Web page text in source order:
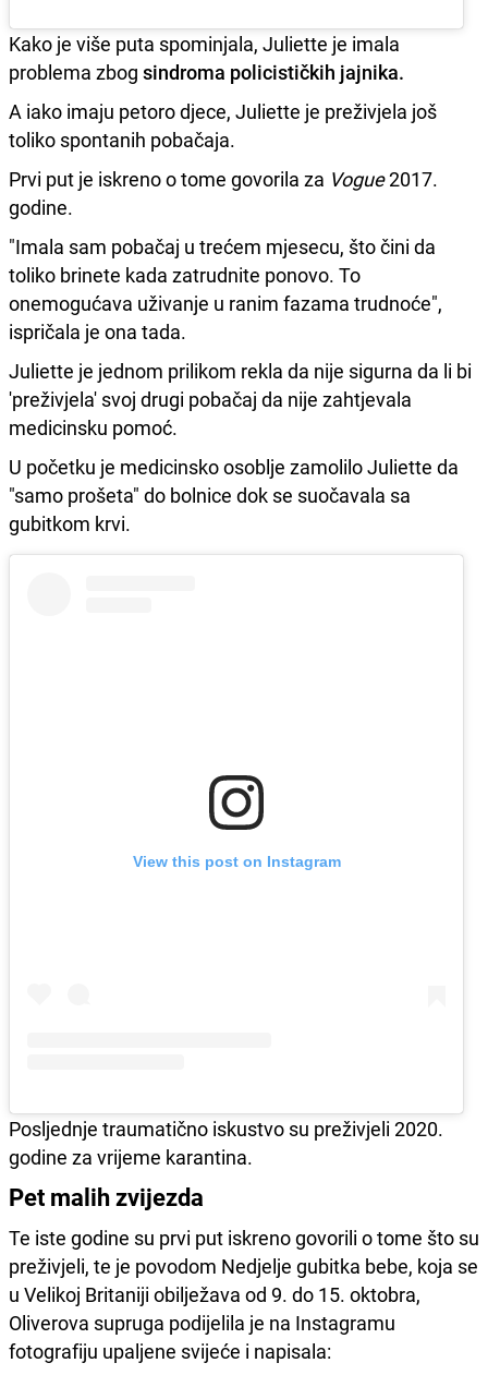
Kako je više puta spominjala, Juliette je imala
problema zbog sindroma policističkih jajnika.
A iako imaju petoro djece, Juliette je preživjela još
toliko spontanih pobačaja.
Prvi put je iskreno o tome govorila za Vogue2017.
godine.
"Imala sam pobačaj u trećem mjesecu, što čini da
toliko brinete kada zatrudnite ponovo. To
onemogućava uživanje u ranim fazama trudnoće",
ispričala je ona tada.
Juliette je jednom prilikom rekla da nije sigurna da li bi
'preživjela' svoj drugi pobačaj da nije zahtjevala
medicinsku pomoć.
U početku je medicinsko osoblje zamolilo Juliette da
"samo prošeta" do bolnice dok se suočavala sa
gubitkom krvi.
View this post on Instagram
Posljednje traumatično iskustvo su preživjeli 2020.
godine za vrijeme karantina.
Pet malih zvijezda
Te iste godine su prvi put iskreno govorili o tome što su
preživjeli, te je povodom Nedjelje gubitka bebe, koja se
u Velikoj Britaniji obilježava od 9. do 15. oktobra,
Oliverova supruga podijelila je na Instagramu
fotografiju upaljene svijeće i napisala: